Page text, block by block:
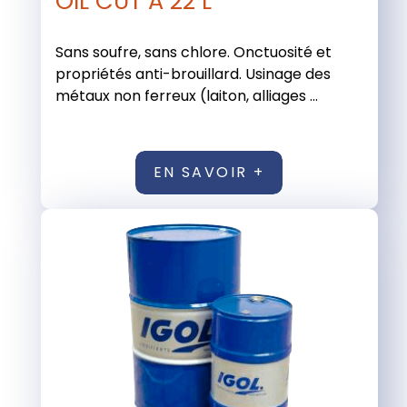
Sans soufre, sans chlore. Onctuosité et
propriétés anti-brouillard. Usinage des
métaux non ferreux (laiton, alliages ...
EN SAVOIR +